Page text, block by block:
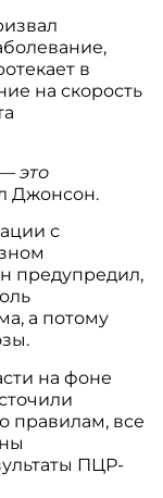
в
на скорость
это
Джонсон.
с
предупредил,
а потому
на фоне
правилам, все
ПЦР-